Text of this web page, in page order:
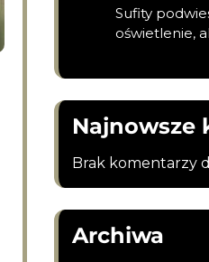
Sufity
oświetlenie,
Najnowsze
Brak komentarzy
Archiwa